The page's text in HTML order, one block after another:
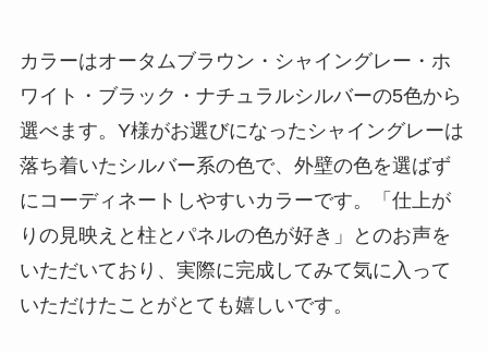
カラーはオータムブラウン・シャイングレー・ホ
ワイト・ブラック・ナチュラルシルバーの5色から
選べます。Y様がお選びになったシャイングレーは
落ち着いたシルバー系の色で、外壁の色を選ばず
にコーディネートしやすいカラーです。「仕上が
りの見映えと柱とパネルの色が好き」とのお声を
いただいており、実際に完成してみて気に入って
いただけたことがとても嬉しいです。